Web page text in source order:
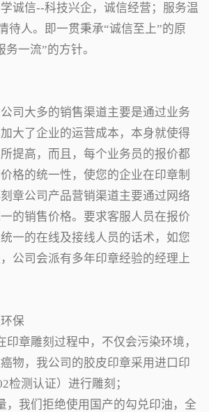
诚信--科技兴企，诚信经营；服务温
待人。即一贯秉承“诚信至上”的原
一流”的方针。
司大多的销售渠道主要是通过业务
大了企业的运营成本，本身就使得
提高，而且，每个业务员的报价都
格的统一性，使您的企业在印章制
章公司产品营销渠道主要通过网络
的销售价格。要求客服人员在报价
一的在线及接线人员的话术，如您
公司会派有多年印章经验的经理上
保
印章雕刻过程中，不仅会污染环境，
物，我公司的胶皮印章采用进口印
检测认证）进行雕刻；
，我们拒绝使用国产的勾兑印油，全